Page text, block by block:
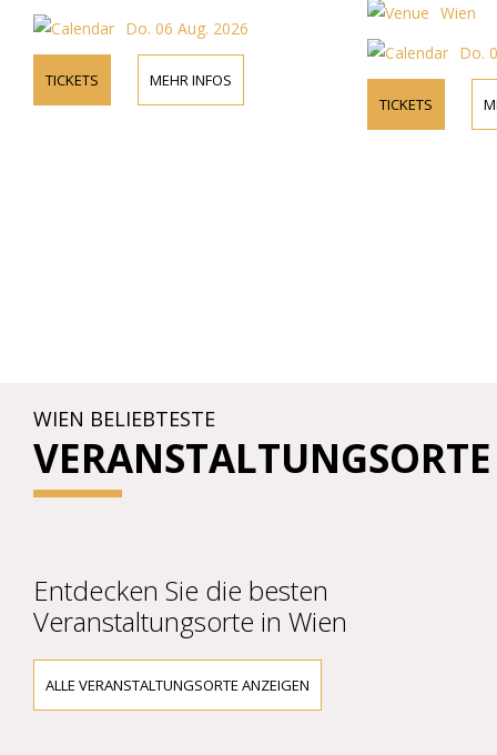
Do. 06 Aug. 2026
TICKETS MEHR INFOS
Wien
Do.
TICKETS
WIEN BELIEBTESTE
VERANSTALTUNGSORTE
Entdecken Sie die besten
Veranstaltungsorte in Wien
ALLE VERANSTALTUNGSORTE ANZEIGEN